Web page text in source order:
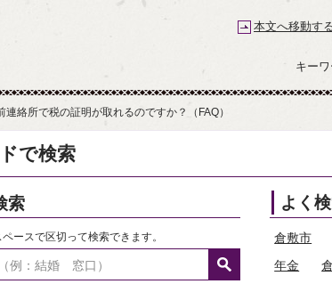
本文へ移動す
キー
連絡所で税の証明が取れるのですか？（FAQ）
で検索
索
ースで区切って検索できます。
よく
倉敷市
年金